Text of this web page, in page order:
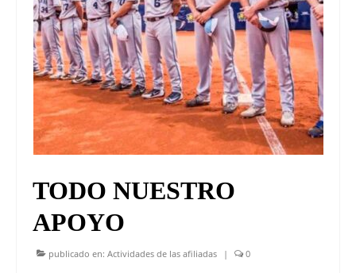
TODO NUESTRO
APOYO
publicado en: Actividades de las afiliadas | 0